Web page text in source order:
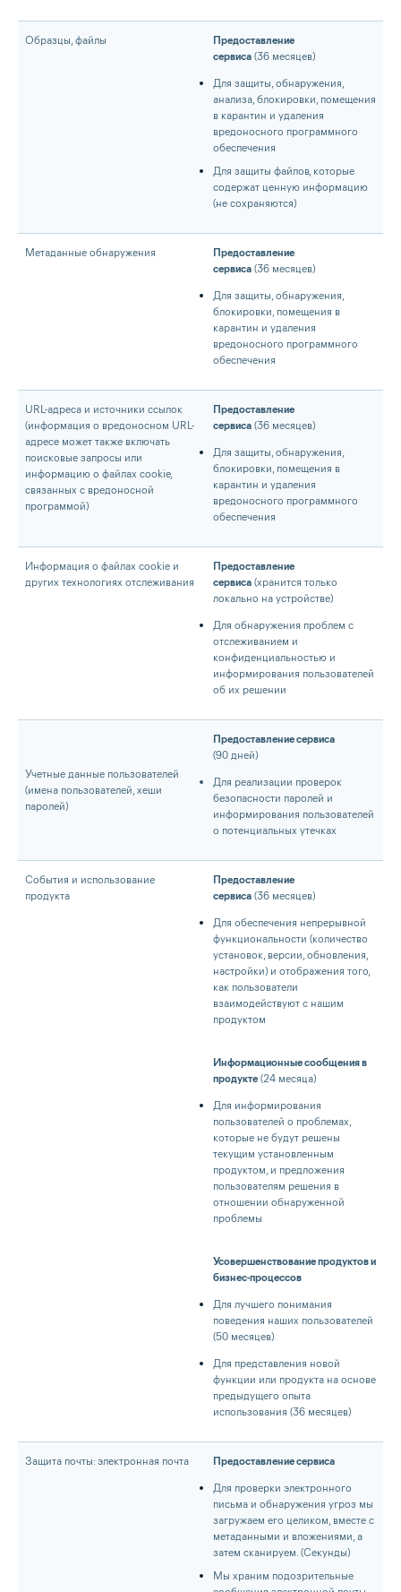
Образцы, файлы
Предоставление
сервиса (36 месяцев)
Для защиты, обнаружения,
анализа, блокировки, помещения
в карантин и удаления
вредоносного программного
обеспечения
Для защиты файлов, которые
содержат ценную информацию
(не сохраняются)
Метаданные обнаружения
Предоставление
сервиса (36 месяцев)
Для защиты, обнаружения,
блокировки, помещения в
карантин и удаления
вредоносного программного
обеспечения
URL-адреса и источники ссылок
(информация о вредоносном URL-
адресе может также включать
поисковые запросы или
информацию о файлах cookie,
связанных с вредоносной
программой)
Предоставление
сервиса (36 месяцев)
Для защиты, обнаружения,
блокировки, помещения в
карантин и удаления
вредоносного программного
обеспечения
Информация о файлах cookie и
других технологиях отслеживания
Предоставление
сервиса (хранится только
локально на устройстве)
Для обнаружения проблем с
отслеживанием и
конфиденциальностью и
информирования пользователей
об их решении
Учетные данные пользователей
(имена пользователей, хеши
паролей)
Предоставление сервиса
(90 дней)
Для реализации проверок
безопасности паролей и
информирования пользователей
о потенциальных утечках
События и использование
продукта
Предоставление
сервиса (36 месяцев)
Для обеспечения непрерывной
функциональности (количество
установок, версии, обновления,
настройки) и отображения того,
как пользователи
взаимодействуют с нашим
продуктом
Информационные сообщения в
продукте (24 месяца)
Для информирования
пользователей о проблемах,
которые не будут решены
текущим установленным
продуктом, и предложения
пользователям решения в
отношении обнаруженной
проблемы
Усовершенствование продуктов и
бизнес-процессов
Для лучшего понимания
поведения наших пользователей
(50 месяцев)
Для представления новой
функции или продукта на основе
предыдущего опыта
использования (36 месяцев)
Защита почты: электронная почта
Предоставление сервиса
Для проверки электронного
письма и обнаружения угроз мы
загружаем его целиком, вместе с
метаданными и вложениями, а
затем сканируем. (Секунды)
Мы храним подозрительные